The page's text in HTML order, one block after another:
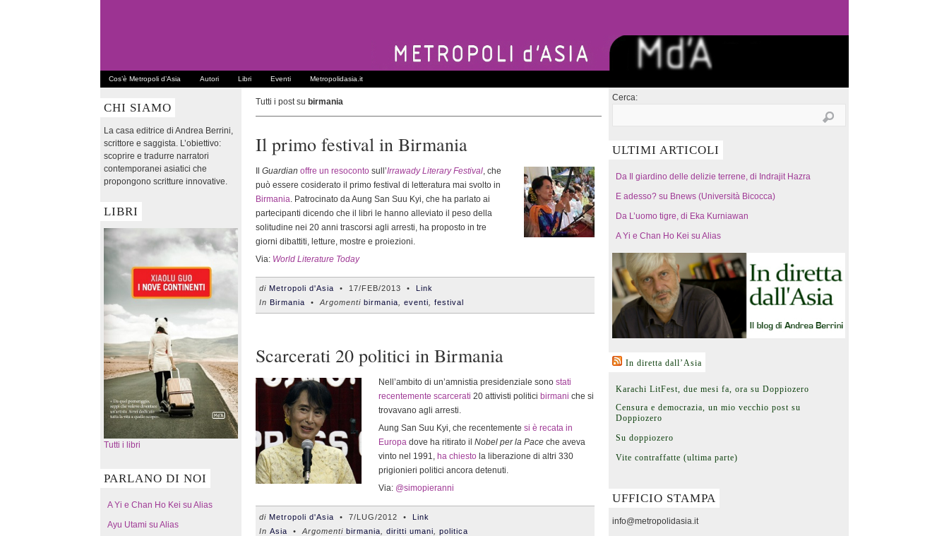
Cos’è Metropoli d’Asia Autori Libri Eventi Metropolidasia.it
CHI SIAMO
La casa editrice di Andrea Berrini,
scrittore e saggista. L’obiettivo:
scoprire e tradurre narratori
contemporanei asiatici che
propongono scritture innovative.
LIBRI
Tutti i libri
PARLANO DI NOI
A Yi e Chan Ho Kei su Alias
Ayu Utami su Alias
Tutti i post su birmania
Il primo festival in Birmania
Guardian offre un resoconto sull’Irrawady Literary Festival, che
può essere cosiderato il primo festival di letteratura mai svolto in
Birmania. Patrocinato da Aung San Suu Kyi, che ha parlato ai
partecipanti dicendo che il libri le hanno alleviato il peso della
solitudine nei 20 anni trascorsi agli arresti, ha proposto in tre
giorni dibattiti, letture, mostre e proiezioni.
Via: World Literature Today
di Metropoli d'Asia • 17/FEB/2013 • Link
In Birmania • Argomenti birmania eventi festival
Scarcerati 20 politici in Birmania
Nell’ambito di un’amnistia presidenziale sono stati
recentemente scarcerati 20 attivisti politici birmani che si
trovavano agli arresti.
Aung San Suu Kyi, che recentemente si è recata in
Europa dove ha ritirato il Nobel per la Pace che aveva
vinto nel 1991, ha chiesto la liberazione di altri 330
prigionieri politici ancora detenuti.
Via: @simopieranni
di Metropoli d'Asia • 7/LUG/2012 • Link
In Asia • Argomenti birmania diritti umani politica
Cerca:
ULTIMI ARTICOLI
Da Il giardino delle delizie terrene, di Indrajit Hazra
E adesso? su Bnews (Università Bicocca)
Da L’uomo tigre, di Eka Kurniawan
A Yi e Chan Ho Kei su Alias
In diretta dall’Asia
Karachi LitFest, due mesi fa, ora su Doppiozero
Censura e democrazia, un mio vecchio post su
Doppiozero
Su doppiozero
Vite contraffatte (ultima parte)
UFFICIO STAMPA
info@metropolidasia.it